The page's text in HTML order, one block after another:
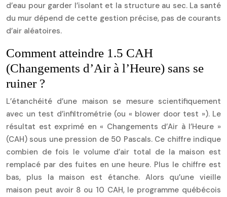
d’eau pour garder l’isolant et la structure au sec. La santé
du mur dépend de cette gestion précise, pas de courants
d’air aléatoires.
Comment atteindre 1.5 CAH
(Changements d’Air à l’Heure) sans se
ruiner ?
L’étanchéité d’une maison se mesure scientifiquement
avec un test d’infiltrométrie (ou « blower door test »). Le
résultat est exprimé en « Changements d’Air à l’Heure »
(CAH) sous une pression de 50 Pascals. Ce chiffre indique
combien de fois le volume d’air total de la maison est
remplacé par des fuites en une heure. Plus le chiffre est
bas, plus la maison est étanche. Alors qu’une vieille
maison peut avoir 8 ou 10 CAH, le programme québécois